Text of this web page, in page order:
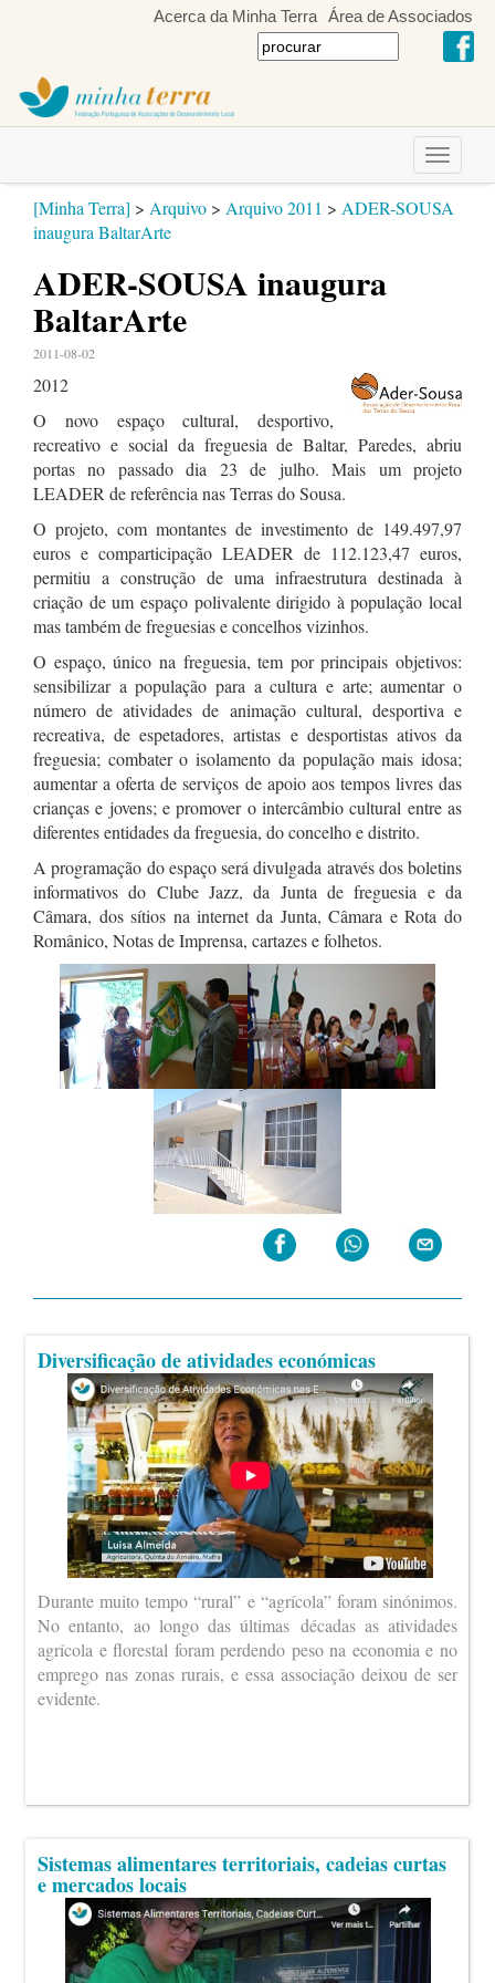
Acerca da Minha Terra Área de Associados
Toggle
[Minha Terra] > Arquivo > Arquivo 2011 > ADER-SOUSA
inaugura BaltarArte
ADER-SOUSA inaugura
BaltarArte
2011-08-02
2012
O novo espaço cultural, desportivo,
recreativo e social da freguesia de Baltar, Paredes, abriu
portas no passado dia 23 de julho. Mais um projeto
LEADER de referência nas Terras do Sousa.
O projeto, com montantes de investimento de 149.497,97
euros e comparticipação LEADER de 112.123,47 euros,
permitiu a construção de uma infraestrutura destinada à
criação de um espaço polivalente dirigido à população local
mas também de freguesias e concelhos vizinhos.
O espaço, único na freguesia, tem por principais objetivos:
sensibilizar a população para a cultura e arte; aumentar o
número de atividades de animação cultural, desportiva e
recreativa, de espetadores, artistas e desportistas ativos da
freguesia; combater o isolamento da população mais idosa;
aumentar a oferta de serviços de apoio aos tempos livres das
crianças e jovens; e promover o intercâmbio cultural entre as
diferentes entidades da freguesia, do concelho e distrito.
A programação do espaço será divulgada através dos boletins
informativos do Clube Jazz, da Junta de freguesia e da
Câmara, dos sítios na internet da Junta, Câmara e Rota do
Românico, Notas de Imprensa, cartazes e folhetos.
Diversificação de atividades económicas
Durante muito tempo “rural” e “agrícola” foram sinónimos.
No entanto, ao longo das últimas décadas as atividades
agrícola e florestal foram perdendo peso na economia e no
emprego nas zonas rurais, e essa associação deixou de ser
evidente.
Sistemas alimentares territoriais, cadeias curtas
e mercados locais